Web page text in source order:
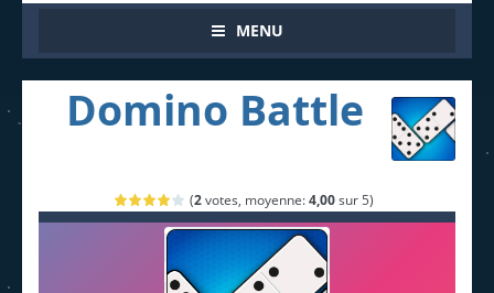
MENU
Domino Battle
(2votes, moyenne:4,00sur 5)